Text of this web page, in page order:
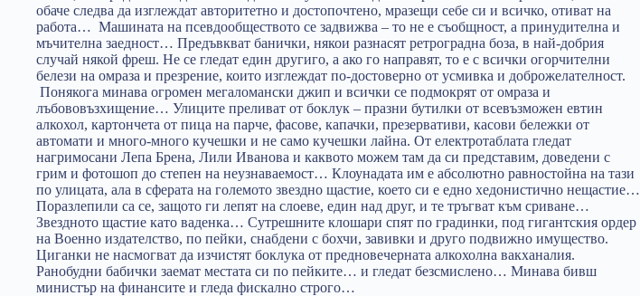
обаче следва да изглеждат авторитетно и достопочтено, мразещи себе си и всичко, отиват на
работа… Машината на псевдообществото се задвижва – то не е съобщност, а принудителна и
мъчителна заедност… Предъвкват банички, някои разнасят ретроградна боза, в най-добрия
случай някой фреш. Не се гледат един другиго, а ако го направят, то е с всички огорчителни
белези на омраза и презрение, които изглеждат по-достоверно от усмивка и доброжелателност.
Понякога минава огромен мегаломански джип и всички се подмокрят от омраза и
лъбововъзхищение… Улиците преливат от боклук – празни бутилки от всевъзможен евтин
алкохол, картончета от пица на парче, фасове, капачки, презервативи, касови бележки от
автомати и много-много кучешки и не само кучешки лайна. От електротаблата гледат
нагримосани Лепа Брена, Лили Иванова и каквото можем там да си представим, доведени с
грим и фотошоп до степен на неузнаваемост… Клоунадата им е абсолютно равностойна на тази
по улицата, ала в сферата на големото звездно щастие, което си е едно хедонистично нещастие…
Поразлепили са се, защото ги лепят на слоеве, един над друг, и те тръгват към сриване…
Звездното щастие като ваденка… Сутрешните клошари спят по градинки, под гигантския ордер
на Военно издателство, по пейки, снабдени с бохчи, завивки и друго подвижно имущество.
Циганки не насмогват да изчистят боклука от предновечерната алкохолна вакханалия.
Ранобудни бабички заемат местата си по пейките… и гледат безсмислено… Минава бивш
министър на финансите и гледа фискално строго…